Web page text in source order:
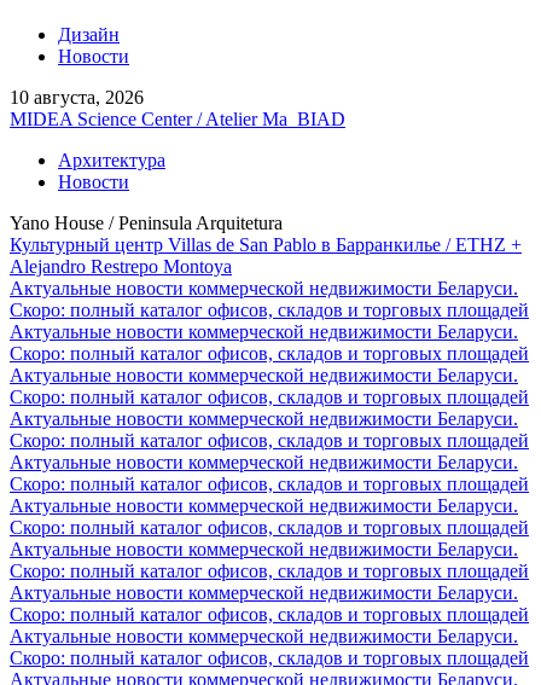
Дизайн
Новости
10 августа, 2026
MIDEA Science Center / Atelier Ma_BIAD
Архитектура
Новости
Yano House / Peninsula Arquitetura
Культурный центр Villas de San Pablo в Барранкилье / ETHZ +
Alejandro Restrepo Montoya
Актуальные новости коммерческой недвижимости Беларуси.
Скоро: полный каталог офисов, складов и торговых площадей
Актуальные новости коммерческой недвижимости Беларуси.
Скоро: полный каталог офисов, складов и торговых площадей
Актуальные новости коммерческой недвижимости Беларуси.
Скоро: полный каталог офисов, складов и торговых площадей
Актуальные новости коммерческой недвижимости Беларуси.
Скоро: полный каталог офисов, складов и торговых площадей
Актуальные новости коммерческой недвижимости Беларуси.
Скоро: полный каталог офисов, складов и торговых площадей
Актуальные новости коммерческой недвижимости Беларуси.
Скоро: полный каталог офисов, складов и торговых площадей
Актуальные новости коммерческой недвижимости Беларуси.
Скоро: полный каталог офисов, складов и торговых площадей
Актуальные новости коммерческой недвижимости Беларуси.
Скоро: полный каталог офисов, складов и торговых площадей
Актуальные новости коммерческой недвижимости Беларуси.
Скоро: полный каталог офисов, складов и торговых площадей
Актуальные новости коммерческой недвижимости Беларуси.